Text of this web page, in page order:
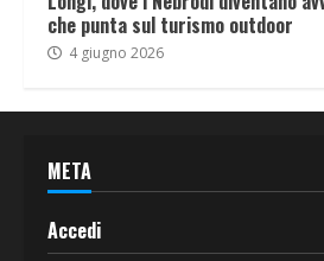
che punta sul turismo outdoor
4 giugno 2026
META
Accedi